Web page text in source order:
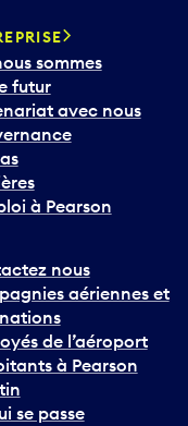
sommes
futur
avec nous
à Pearson
nous
aériennes et
de l’aéroport
à Pearson
se passe